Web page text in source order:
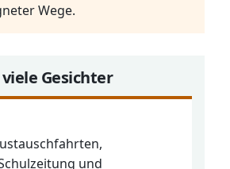
Wege.
Gesichter
und